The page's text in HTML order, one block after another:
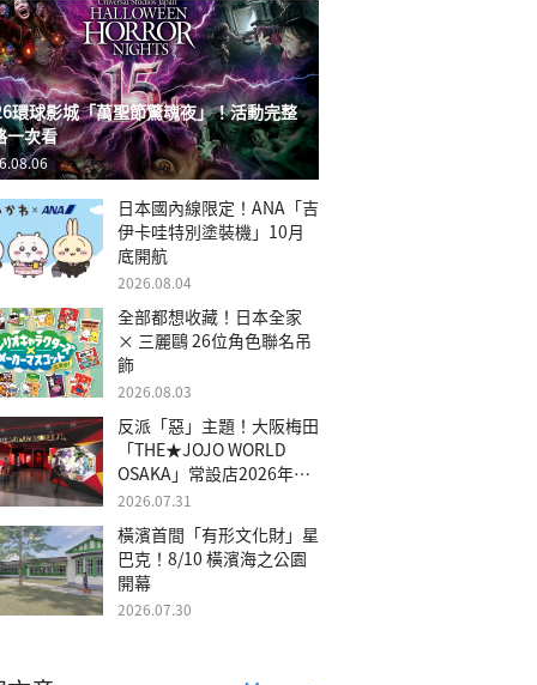
環球影城「萬聖節驚魂夜」！活動完整
一次看
日本國內線限定！ANA「吉
伊卡哇特別塗裝機」10月
底開航
2026.08.04
全部都想收藏！日本全家
× 三麗鷗 26位角色聯名吊
飾
2026.08.03
反派「惡」主題！大阪梅田
「THE★JOJO WORLD
OSAKA」常設店2026年冬
季開幕
2026.07.31
橫濱首間「有形文化財」星
巴克！8/10 橫濱海之公園
開幕
2026.07.30